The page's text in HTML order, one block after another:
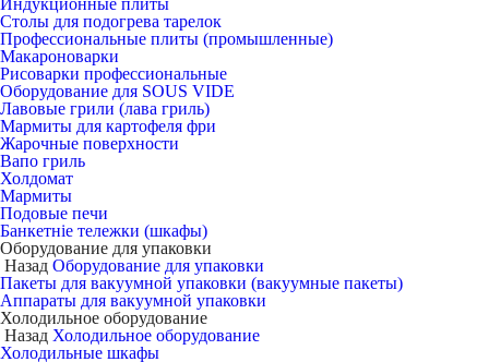
Индукционные плиты
Столы для подогрева тарелок
Профессиональные плиты (промышленные)
Макароноварки
Рисоварки профессиональные
Оборудование для SOUS VIDE
Лавовые грили (лава гриль)
Мармиты для картофеля фри
Жарочные поверхности
Вапо гриль
Холдомат
Мармиты
Подовые печи
Банкетніе тележки (шкафы)
Оборудование для упаковки
Назад Оборудование для упаковки
Пакеты для вакуумной упаковки (вакуумные пакеты)
Аппараты для вакуумной упаковки
Холодильное оборудование
Назад Холодильное оборудование
Холодильные шкафы